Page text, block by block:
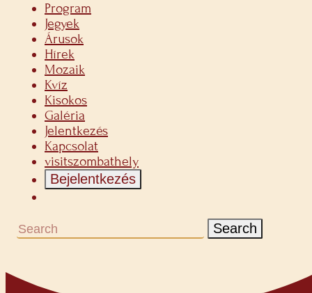
Program
Jegyek
Árusok
Hírek
Mozaik
Kvíz
Kisokos
Galéria
Jelentkezés
Kapcsolat
visitszombathely
Bejelentkezés
Search